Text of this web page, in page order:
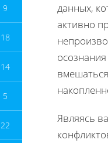
9
18
14
5
22
данных,
активно
Являясь